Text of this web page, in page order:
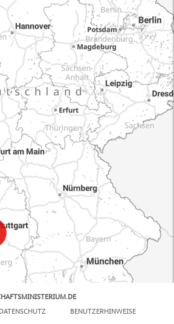
DATENSCHUTZ BENUTZERHINWEISE